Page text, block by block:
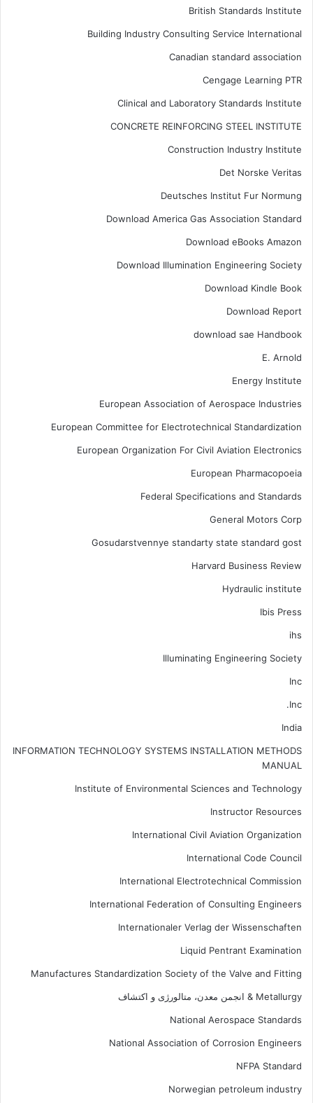
British Standards Institute
Building Industry Consulting Service International
Canadian standard association
Cengage Learning PTR
Clinical and Laboratory Standards Institute
CONCRETE REINFORCING STEEL INSTITUTE
Construction Industry Institute
Det Norske Veritas
Deutsches Institut Fur Normung
Download America Gas Association Standard
Download eBooks Amazon
Download Illumination Engineering Society
Download Kindle Book
Download Report
download sae Handbook
E. Arnold
Energy Institute
European Association of Aerospace Industries
European Committee for Electrotechnical Standardization
European Organization For Civil Aviation Electronics
European Pharmacopoeia
Federal Specifications and Standards
General Motors Corp
Gosudarstvennye standarty state standard gost
Harvard Business Review
Hydraulic institute
Ibis Press
ihs
Illuminating Engineering Society
Inc
Inc.
India
INFORMATION TECHNOLOGY SYSTEMS INSTALLATION METHODS
MANUAL
Institute of Environmental Sciences and Technology
Instructor Resources
International Civil Aviation Organization
International Code Council
International Electrotechnical Commission
International Federation of Consulting Engineers
Internationaler Verlag der Wissenschaften
Liquid Pentrant Examination
Manufactures Standardization Society of the Valve and Fitting
Metallurgy & انجمن معدن، متالورژی و اکتشاف
National Aerospace Standards
National Association of Corrosion Engineers
NFPA Standard
Norwegian petroleum industry